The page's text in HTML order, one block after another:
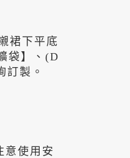
裙下平底
袋】、(D
製。
意使用安